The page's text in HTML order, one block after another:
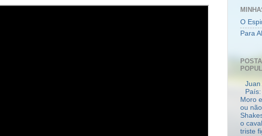
O
Para
Juan
Moro
ou
o
triste